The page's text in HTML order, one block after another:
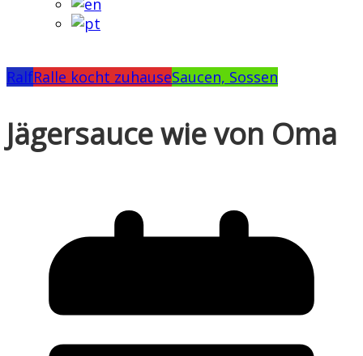
RalfRalle kocht zuhauseSaucen, Sossen
Jägersauce wie von Oma